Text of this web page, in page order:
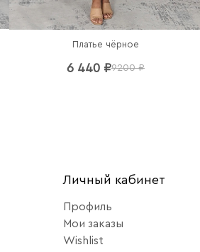
Платье чёрное
6 440 ₽9200 ₽
Личный кабинет
Профиль
Мои заказы
Wishlist